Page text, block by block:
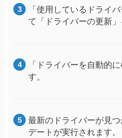
「使用しているドライ
て「ドライバーの更新」
「ドライバーを自動的
す。
最新のドライバーが見
デートが実行されます。